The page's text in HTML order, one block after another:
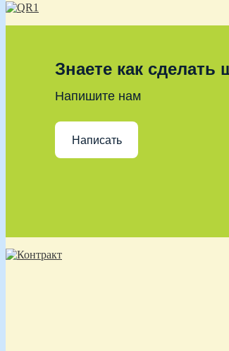
Знаете как сделать
Напишите нам
Написать